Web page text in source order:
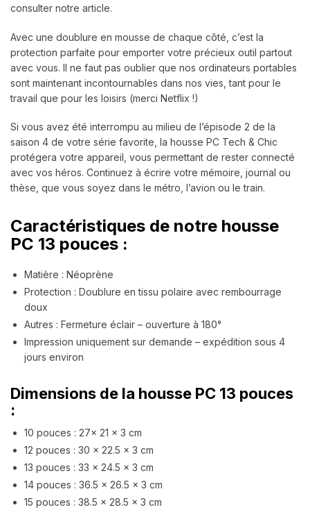
consulter notre article.
Avec une doublure en mousse de chaque côté, c’est la
protection parfaite pour emporter votre précieux outil partout
avec vous. Il ne faut pas oublier que nos ordinateurs portables
sont maintenant incontournables dans nos vies, tant pour le
travail que pour les loisirs (merci Netflix !)
Si vous avez été interrompu au milieu de l’épisode 2 de la
saison 4 de votre série favorite, la housse PC Tech & Chic
protégera votre appareil, vous permettant de rester connecté
avec vos héros. Continuez à écrire votre mémoire, journal ou
thèse, que vous soyez dans le métro, l’avion ou le train.
Caractéristiques de notre housse
PC 13 pouces :
Matière : Néoprène
Protection : Doublure en tissu polaire avec rembourrage
doux
Autres : Fermeture éclair – ouverture à 180°
Impression uniquement sur demande – expédition sous 4
jours environ
Dimensions de la housse PC 13 pouces
:
10 pouces : 27x 21 x 3 cm
12 pouces : 30 x 22.5 x 3 cm
13 pouces : 33 x 24.5 x 3 cm
14 pouces : 36.5 x 26.5 x 3 cm
15 pouces : 38.5 x 28.5 x 3 cm